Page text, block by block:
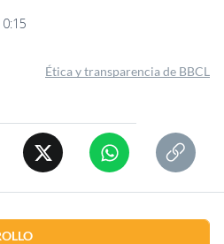
Ética y transparencia de BBCL